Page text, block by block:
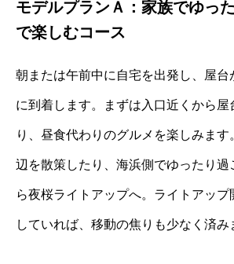
モデルプランＡ：家族でゆっ
で楽しむコース
朝または午前中に自宅を出発し、屋台
に到着します。まずは入口近くから屋
り、昼食代わりのグルメを楽しみます
辺を散策したり、海浜側でゆったり過
ら夜桜ライトアップへ。ライトアップ
していれば、移動の焦りも少なく済み